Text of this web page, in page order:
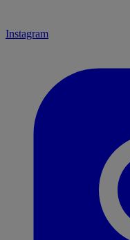
Instagram